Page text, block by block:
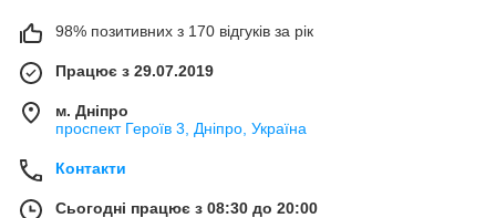
98% позитивних з 170 відгуків за рік
Працює з 29.07.2019
м. Дніпро
проспект Героїв 3, Дніпро, Україна
Контакти
Сьогодні працює з 08:30 до 20:00